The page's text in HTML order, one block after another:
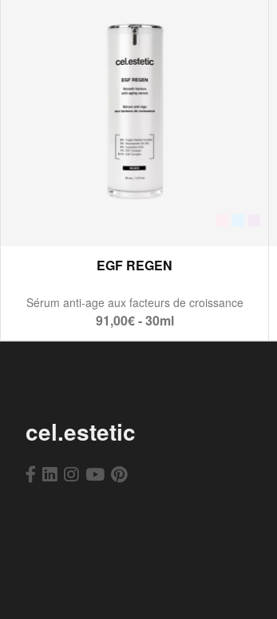
EGF REGEN
Sérum anti-age aux facteurs de croissance
91,00€ - 30ml
cel.estetic